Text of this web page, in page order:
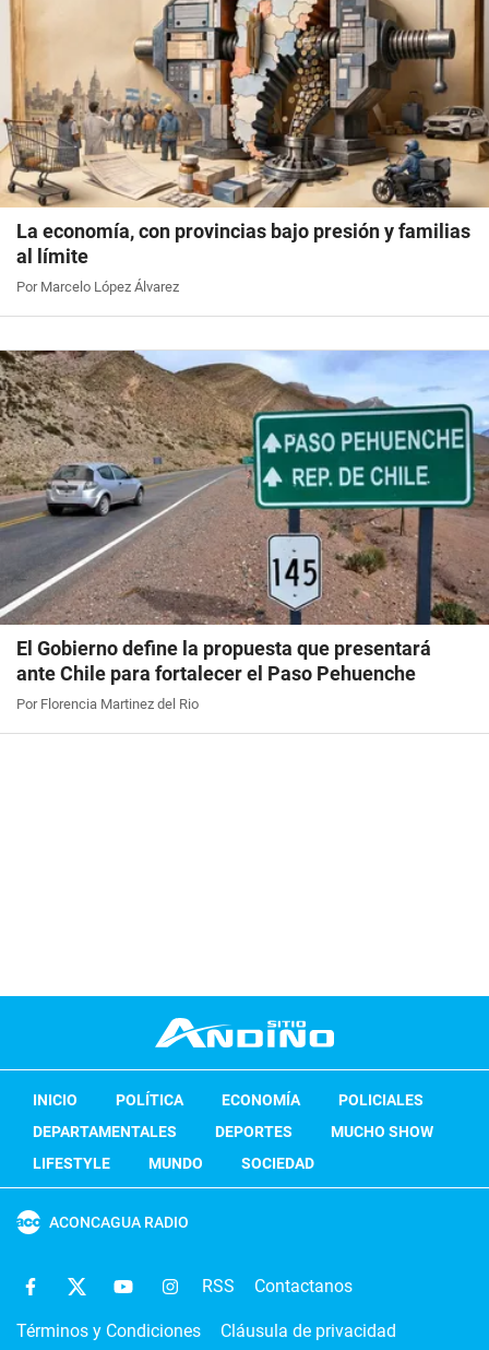
La economía, con provincias bajo presión y familias
al límite
Por Marcelo López Álvarez
El Gobierno define la propuesta que presentará
ante Chile para fortalecer el Paso Pehuenche
Por Florencia Martinez del Rio
INICIO POLÍTICA ECONOMÍA
POLICIALES
DEPARTAMENTALES
DEPORTES
MUCHO SHOW
LIFESTYLE
MUNDO SOCIEDAD
ACONCAGUA RADIO
RSS Contactanos
Términos y Condiciones Cláusula de privacidad